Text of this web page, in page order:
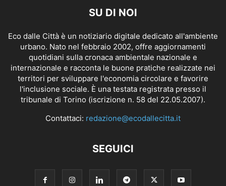
SU DI NOI
Eco dalle Città è un notiziario digitale dedicato all'ambiente
urbano. Nato nel febbraio 2002, offre aggiornamenti
quotidiani sulla cronaca ambientale nazionale e
internazionale e racconta le buone pratiche realizzate nei
territori per sviluppare l'economia circolare e favorire
l'inclusione sociale. È una testata registrata presso il
tribunale di Torino (iscrizione n. 58 del 22.05.2007).
Contattaci: redazione@ecodallecitta.it
SEGUICI